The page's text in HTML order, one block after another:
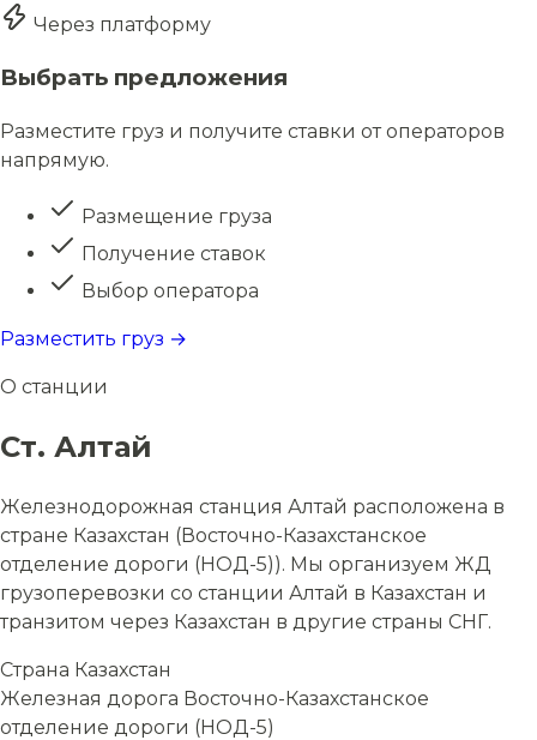
Через платформу
Выбрать предложения
Разместите груз и получите ставки от операторов
напрямую.
Размещение груза
Получение ставок
Выбор оператора
Разместить груз →
О станции
Ст. Алтай
Железнодорожная станция Алтай расположена в
стране Казахстан (Восточно-Казахстанское
отделение дороги (НОД-5)). Мы организуем ЖД
грузоперевозки со станции Алтай в Казахстан и
транзитом через Казахстан в другие страны СНГ.
Страна Казахстан
Железная дорога Восточно-Казахстанское
отделение дороги (НОД-5)